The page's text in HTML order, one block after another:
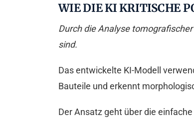
WIE DIE KI KRITISCHE
Durch die Analyse
sind.
Das entwickelte KI-Modell
Bauteile und erkennt
Der Ansatz geht über die